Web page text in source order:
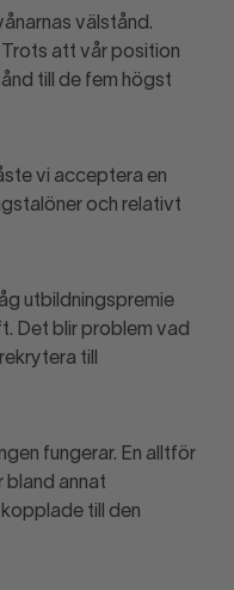
välstånd.
Trots att vår position
till de fem högst
vi acceptera en
och relativt
utbildningspremie
Det blir problem vad
till
fungerar. En alltför
bland annat
till den